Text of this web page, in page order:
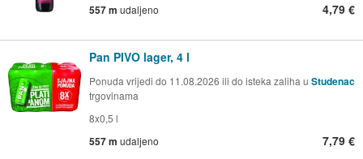
557 m udaljeno 4,79 €
Pan PIVO lager, 4 l
Ponuda vrijedi do 11.08.2026 ili do isteka zaliha u Studenac
trgovinama
8x0,5 l
557 m udaljeno 7,79 €